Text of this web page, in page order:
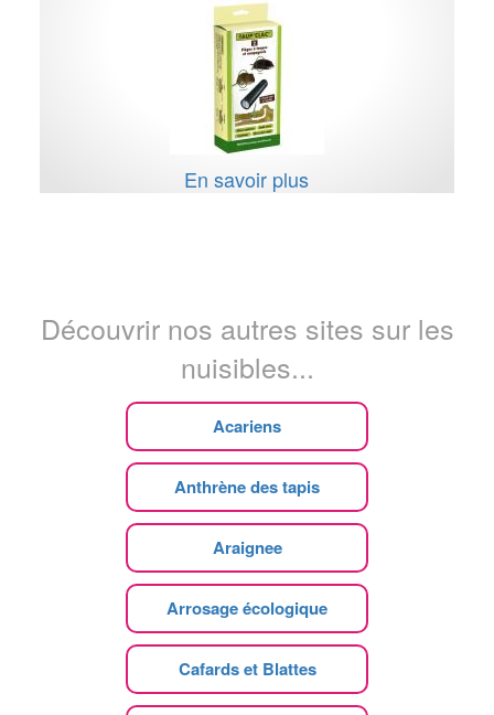
En savoir plus
Découvrir nos autres sites sur les
nuisibles...
Acariens
Anthrène des tapis
Araignee
Arrosage écologique
Cafards et Blattes